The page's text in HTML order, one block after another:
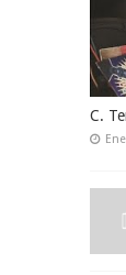
C.